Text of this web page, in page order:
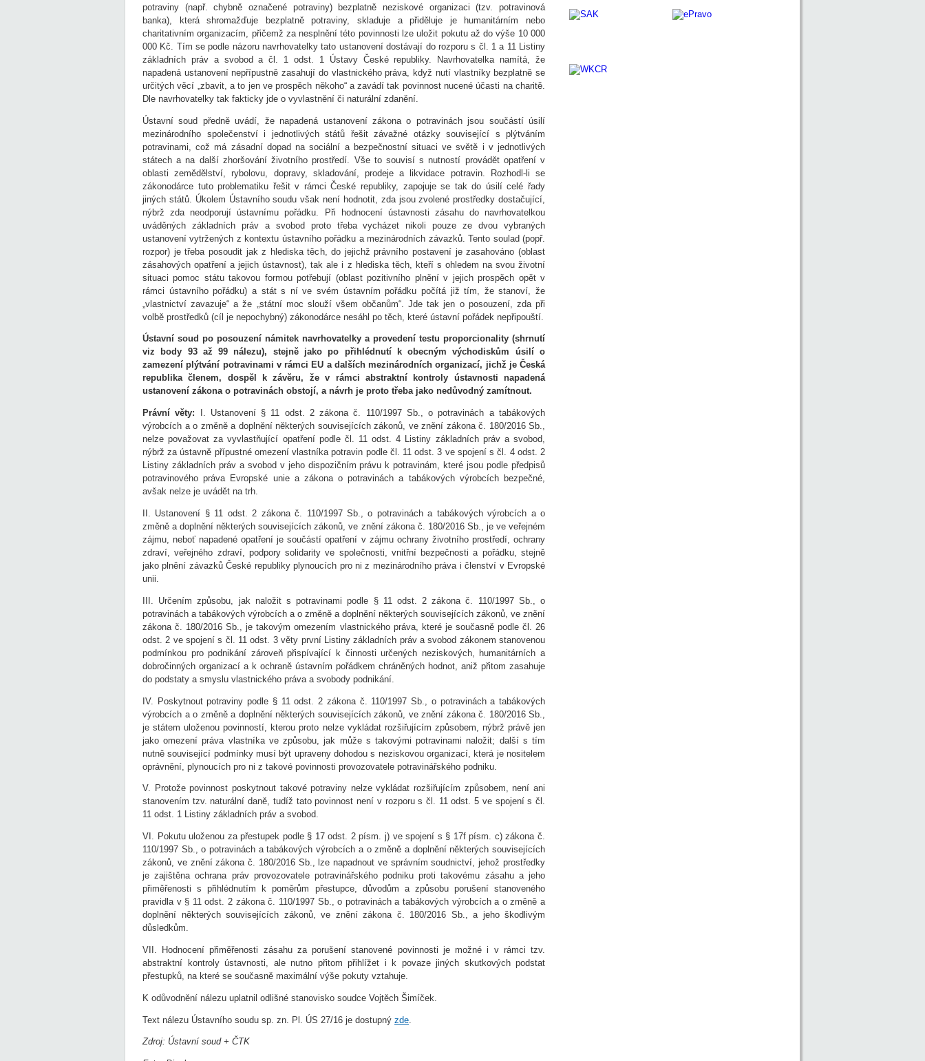
potraviny (např. chybně označené potraviny) bezplatně neziskové organizaci (tzv. potravinová
banka), která shromažďuje bezplatně potraviny, skladuje a přiděluje je humanitárním nebo
charitativním organizacím, přičemž za nesplnění této povinnosti lze uložit pokutu až do výše 10 000
000 Kč. Tím se podle názoru navrhovatelky tato ustanovení dostávají do rozporu s čl. 1 a 11 Listiny
základních práv a svobod a čl. 1 odst. 1 Ústavy České republiky. Navrhovatelka namítá, že
napadená ustanovení nepřípustně zasahují do vlastnického práva, když nutí vlastníky bezplatně se
určitých věcí „zbavit, a to jen ve prospěch někoho“ a zavádí tak povinnost nucené účasti na charitě.
Dle navrhovatelky tak fakticky jde o vyvlastnění či naturální zdanění.
Ústavní soud předně uvádí, že napadená ustanovení zákona o potravinách jsou součástí úsilí
mezinárodního společenství i jednotlivých států řešit závažné otázky související s plýtváním
potravinami, což má zásadní dopad na sociální a bezpečnostní situaci ve světě i v jednotlivých
státech a na další zhoršování životního prostředí. Vše to souvisí s nutností provádět opatření v
oblasti zemědělství, rybolovu, dopravy, skladování, prodeje a likvidace potravin. Rozhodl-li se
zákonodárce tuto problematiku řešit v rámci České republiky, zapojuje se tak do úsilí celé řady
jiných států. Úkolem Ústavního soudu však není hodnotit, zda jsou zvolené prostředky dostačující,
nýbrž zda neodporují ústavnímu pořádku. Při hodnocení ústavnosti zásahu do navrhovatelkou
uváděných základních práv a svobod proto třeba vycházet nikoli pouze ze dvou vybraných
ustanovení vytržených z kontextu ústavního pořádku a mezinárodních závazků. Tento soulad (popř.
rozpor) je třeba posoudit jak z hlediska těch, do jejichž právního postavení je zasahováno (oblast
zásahových opatření a jejich ústavnost), tak ale i z hlediska těch, kteří s ohledem na svou životní
situaci pomoc státu takovou formou potřebují (oblast pozitivního plnění v jejich prospěch opět v
rámci ústavního pořádku) a stát s ní ve svém ústavním pořádku počítá již tím, že stanoví, že
„vlastnictví zavazuje“ a že „státní moc slouží všem občanům“. Jde tak jen o posouzení, zda při
volbě prostředků (cíl je nepochybný) zákonodárce nesáhl po těch, které ústavní pořádek nepřipouští.
Ústavní soud po posouzení námitek navrhovatelky a provedení testu proporcionality (shrnutí
viz body 93 až 99 nálezu), stejně jako po přihlédnutí k obecným východiskům úsilí o
zamezení plýtvání potravinami v rámci EU a dalších mezinárodních organizací, jichž je Česká
republika členem, dospěl k závěru, že v rámci abstraktní kontroly ústavnosti napadená
ustanovení zákona o potravinách obstojí, a návrh je proto třeba jako nedůvodný zamítnout.
Právní věty:
I. Ustanovení § 11 odst. 2 zákona č. 110/1997 Sb., o potravinách a tabákových
výrobcích a o změně a doplnění některých souvisejících zákonů, ve znění zákona č. 180/2016 Sb.,
nelze považovat za vyvlastňující opatření podle čl. 11 odst. 4 Listiny základních práv a svobod,
nýbrž za ústavně přípustné omezení vlastníka potravin podle čl. 11 odst. 3 ve spojení s čl. 4 odst. 2
Listiny základních práv a svobod v jeho dispozičním právu k potravinám, které jsou podle předpisů
potravinového práva Evropské unie a zákona o potravinách a tabákových výrobcích bezpečné,
avšak nelze je uvádět na trh.
II. Ustanovení § 11 odst. 2 zákona č. 110/1997 Sb., o potravinách a tabákových výrobcích a o
změně a doplnění některých souvisejících zákonů, ve znění zákona č. 180/2016 Sb., je ve veřejném
zájmu, neboť napadené opatření je součástí opatření v zájmu ochrany životního prostředí, ochrany
zdraví, veřejného zdraví, podpory solidarity ve společnosti, vnitřní bezpečnosti a pořádku, stejně
jako plnění závazků České republiky plynoucích pro ni z mezinárodního práva i členství v Evropské
unii.
III. Určením způsobu, jak naložit s potravinami podle § 11 odst. 2 zákona č. 110/1997 Sb., o
potravinách a tabákových výrobcích a o změně a doplnění některých souvisejících zákonů, ve znění
zákona č. 180/2016 Sb., je takovým omezením vlastnického práva, které je současně podle čl. 26
odst. 2 ve spojení s čl. 11 odst. 3 věty první Listiny základních práv a svobod zákonem stanovenou
podmínkou pro podnikání zároveň přispívající k činnosti určených neziskových, humanitárních a
dobročinných organizací a k ochraně ústavním pořádkem chráněných hodnot, aniž přitom zasahuje
do podstaty a smyslu vlastnického práva a svobody podnikání.
IV. Poskytnout potraviny podle § 11 odst. 2 zákona č. 110/1997 Sb., o potravinách a tabákových
výrobcích a o změně a doplnění některých souvisejících zákonů, ve znění zákona č. 180/2016 Sb.,
je státem uloženou povinností, kterou proto nelze vykládat rozšiřujícím způsobem, nýbrž právě jen
jako omezení práva vlastníka ve způsobu, jak může s takovými potravinami naložit; další s tím
nutně související podmínky musí být upraveny dohodou s neziskovou organizací, která je nositelem
oprávnění, plynoucích pro ni z takové povinnosti provozovatele potravinářského podniku.
V. Protože povinnost poskytnout takové potraviny nelze vykládat rozšiřujícím způsobem, není ani
stanovením tzv. naturální daně, tudíž tato povinnost není v rozporu s čl. 11 odst. 5 ve spojení s čl.
11 odst. 1 Listiny základních práv a svobod.
VI. Pokutu uloženou za přestupek podle § 17 odst. 2 písm. j) ve spojení s § 17f písm. c) zákona č.
110/1997 Sb., o potravinách a tabákových výrobcích a o změně a doplnění některých souvisejících
zákonů, ve znění zákona č. 180/2016 Sb., lze napadnout ve správním soudnictví, jehož prostředky
je zajištěna ochrana práv provozovatele potravinářského podniku proti takovému zásahu a jeho
přiměřenosti s přihlédnutím k poměrům přestupce, důvodům a způsobu porušení stanoveného
pravidla v § 11 odst. 2 zákona č. 110/1997 Sb., o potravinách a tabákových výrobcích a o změně a
doplnění některých souvisejících zákonů, ve znění zákona č. 180/2016 Sb., a jeho škodlivým
důsledkům.
VII. Hodnocení přiměřenosti zásahu za porušení stanovené povinnosti je možné i v rámci tzv.
abstraktní kontroly ústavnosti, ale nutno přitom přihlížet i k povaze jiných skutkových podstat
přestupků, na které se současně maximální výše pokuty vztahuje.
K odůvodnění nálezu uplatnil odlišné stanovisko soudce Vojtěch Šimíček.
Text nálezu Ústavního soudu sp. zn. Pl. ÚS 27/16 je dostupný zde
Zdroj: Ústavní soud + ČTK